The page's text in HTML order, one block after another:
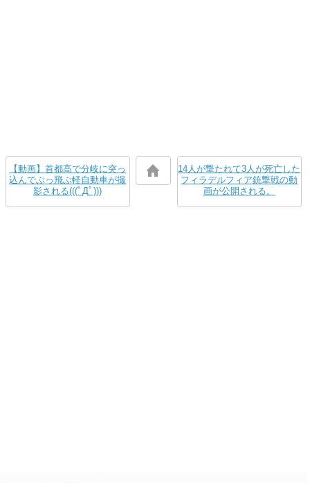
【動画】首都高で分岐に突っ
込んでぶっ飛ぶ軽自動車が撮
影される(((ﾟДﾟ)))
14人が撃たれて3人が死亡した
フィラデルフィア銃撃戦の動
画が公開される。